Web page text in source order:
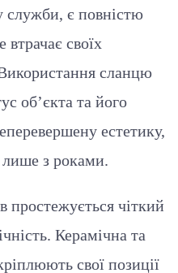
служби, є повністю
втрачає своїх
сланцю
об’єкта та його
естетику,
лише з роками.
простежується чіткий
Керамічна та
свої позиції